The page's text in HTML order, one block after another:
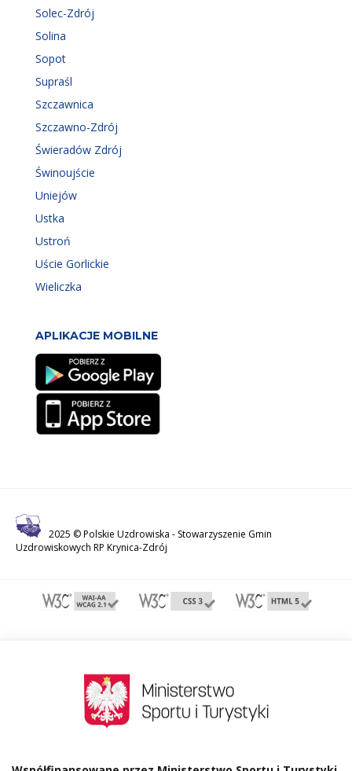
Solec-Zdrój
Solina
Sopot
Supraśl
Szczawnica
Szczawno-Zdrój
Świeradów Zdrój
Świnoujście
Uniejów
Ustka
Ustroń
Uście Gorlickie
Wieliczka
APLIKACJE MOBILNE
2025 © Polskie Uzdrowiska - Stowarzyszenie Gmin
Uzdrowiskowych RP Krynica-Zdrój